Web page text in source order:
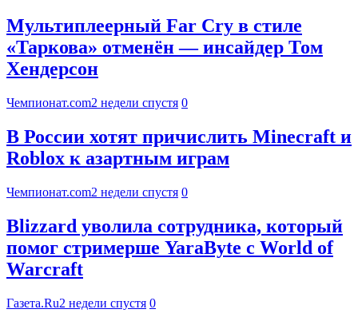
Мультиплеерный Far Cry в стиле
«Таркова» отменён — инсайдер Том
Хендерсон
Чемпионат.com2 недели спустя 0
В России хотят причислить Minecraft и
Roblox к азартным играм
Чемпионат.com2 недели спустя 0
Blizzard уволила сотрудника, который
помог стримерше YaraByte с World of
Warcraft
Газета.Ru2 недели спустя 0